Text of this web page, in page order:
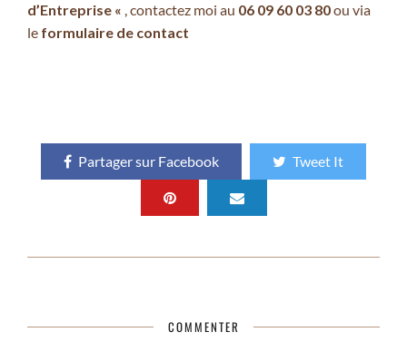
d’Entreprise « , contactez moi au 06 09 60 03 80ou via
le formulaire de contact
Partager sur Facebook Tweet It
COMMENTER